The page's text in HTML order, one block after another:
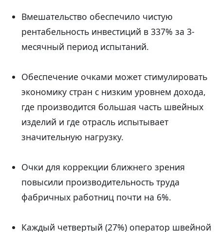
Вмешательство обеспечило чистую
рентабельность инвестиций в 337% за 3-
месячный период испытаний.
Обеспечение очками может стимулировать
экономику стран с низким уровнем дохода,
где производится большая часть швейных
изделий и где отрасль испытывает
значительную нагрузку.
Очки для коррекции ближнего зрения
повысили производительность труда
фабричных работниц почти на 6%.
Каждый четвертый (27%) оператор швейной